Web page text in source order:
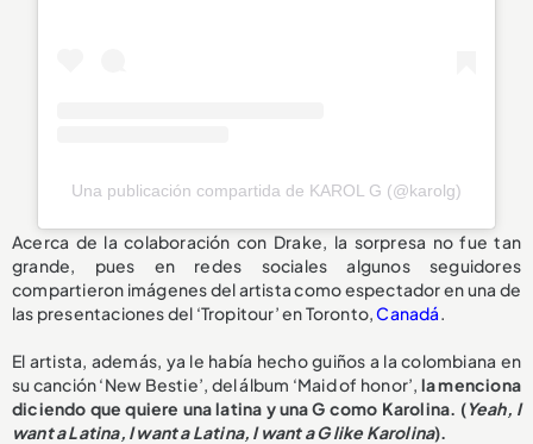
Una publicación compartida de KAROL G (@karolg)
Acerca de la colaboración con Drake, la sorpresa no fue tan
grande, pues en redes sociales algunos seguidores
compartieron imágenes del artista como espectador en una de
las presentaciones del ‘Tropitour’ en Toronto,Canadá.
El artista, además, ya le había hecho guiños a la colombiana en
su canción ‘New Bestie’, del álbum ‘Maid of honor’, la menciona
diciendo que quiere una latina y una G como Karolina. (Yeah, I
want a Latina, I want a Latina, I want a G like Karolina).